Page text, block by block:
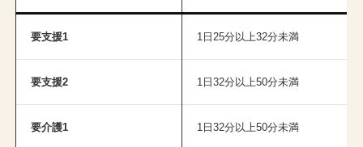
要支援1 1日25分以上32分未満
要支援2 1日32分以上50分未満
要介護1 1日32分以上50分未満